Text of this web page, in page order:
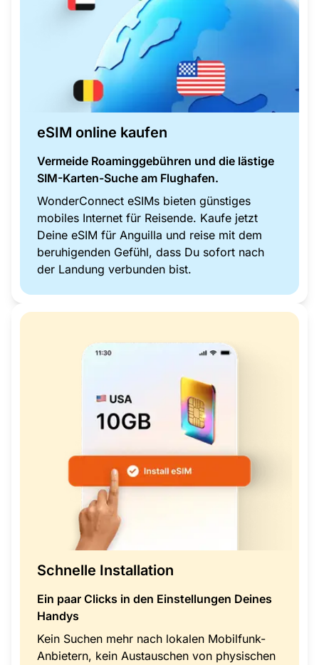
eSIM online kaufen
Vermeide Roaminggebühren und die lästige
SIM-Karten-Suche am Flughafen.
WonderConnect eSIMs bieten günstiges
mobiles Internet für Reisende. Kaufe jetzt
Deine eSIM für Anguilla und reise mit dem
beruhigenden Gefühl, dass Du sofort nach
der Landung verbunden bist.
Schnelle Installation
Ein paar Clicks in den Einstellungen Deines
Handys
Kein Suchen mehr nach lokalen Mobilfunk-
Anbietern, kein Austauschen von physischen